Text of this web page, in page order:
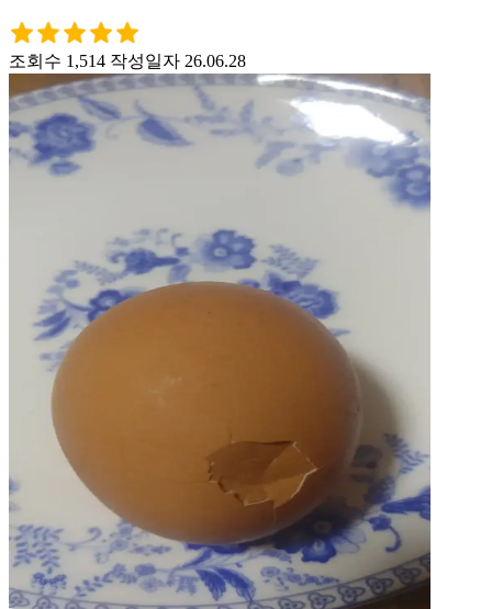
조회수 1,514 작성일자 26.06.28